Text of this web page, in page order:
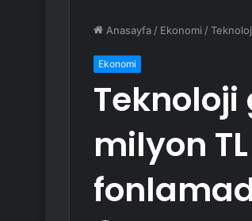
Anasayfa / Ekonomi /
Ekonomi
milyon